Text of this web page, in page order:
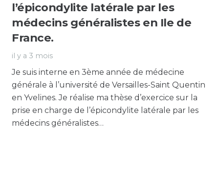
l’épicondylite latérale par les
médecins généralistes en Ile de
France.
il y a 3 mois
Je suis interne en 3ème année de médecine
générale à l’université de Versailles-Saint Quentin
en Yvelines. Je réalise ma thèse d’exercice sur la
prise en charge de l’épicondylite latérale par les
médecins généralistes…